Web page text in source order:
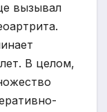
вызывал
В целом,